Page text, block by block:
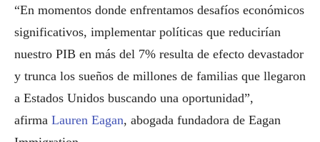
“En momentos donde enfrentamos desafíos económicos
significativos, implementar políticas que reducirían
nuestro PIB en más del 7% resulta de efecto devastador
y trunca los sueños de millones de familias que llegaron
a Estados Unidos buscando una oportunidad”,
afirma Lauren Eagan, abogada fundadora de Eagan